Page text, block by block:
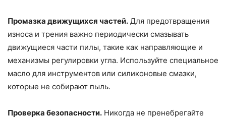
Промазка движущихся частей. Для предотвращения
износа и трения важно периодически смазывать
движущиеся части пилы, такие как направляющие и
механизмы регулировки угла. Используйте специальное
масло для инструментов или силиконовые смазки,
которые не собирают пыль.
Проверка безопасности. Никогда не пренебрегайте